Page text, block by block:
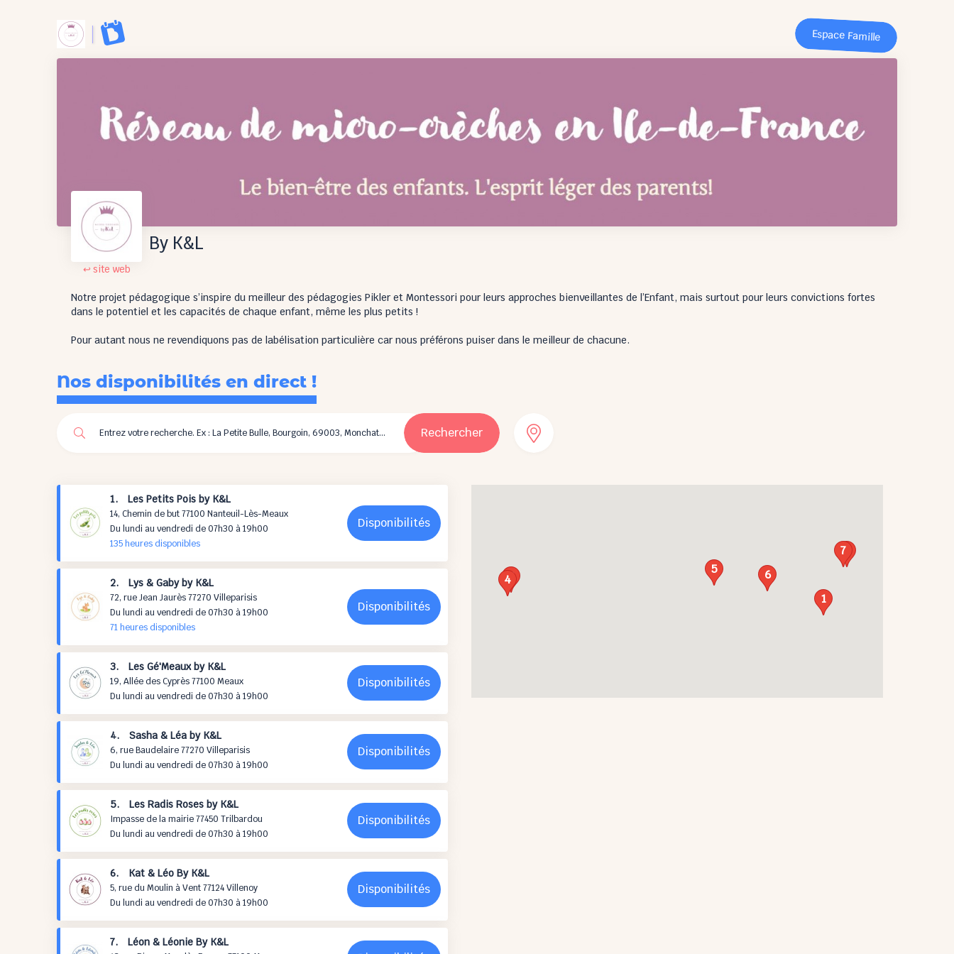
Espace Famille
↩ site web
By K&L
Notre projet pédagogique s’inspire du meilleur des pédagogies Pikler et Montessori pour leurs approches bienveillantes de l’Enfant, mais surtout pour leurs convictions fortes
dans le potentiel et les capacités de chaque enfant, même les plus petits !
Pour autant nous ne revendiquons pas de labélisation particulière car nous préférons puiser dans le meilleur de chacune.
Nos disponibilités en direct !
Rechercher
1. Les Petits Pois by K&L
14, Chemin de but 77100 Nanteuil-Lès-Meaux
Du lundi au vendredi de 07h30 à 19h00
135 heuresdisponibles
Disponibilités
2. Lys & Gaby by K&L
72, rue Jean Jaurès 77270 Villeparisis
Du lundi au vendredi de 07h30 à 19h00
71 heuresdisponibles
Disponibilités
3. Les Gé'Meaux by K&L
19, Allée des Cyprès 77100 Meaux
Du lundi au vendredi de 07h30 à 19h00
Disponibilités
4. Sasha & Léa by K&L
6, rue Baudelaire 77270 Villeparisis
Du lundi au vendredi de 07h30 à 19h00
Disponibilités
5. Les Radis Roses by K&L
Impasse de la mairie 77450 Trilbardou
Du lundi au vendredi de 07h30 à 19h00
Disponibilités
6. Kat & Léo By K&L
5, rue du Moulin à Vent 77124 Villenoy
Du lundi au vendredi de 07h30 à 19h00
Disponibilités
7. Léon & Léonie By K&L
1
2
3
4
5 6
7